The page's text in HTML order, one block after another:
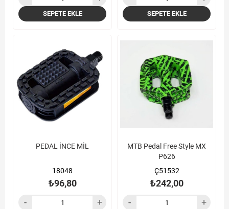
SEPETE EKLE SEPETE EKLE
PEDAL İNCE MİL
18048
₺96,80
MTB Pedal Free Style MX
P626
Ç51532
₺242,00